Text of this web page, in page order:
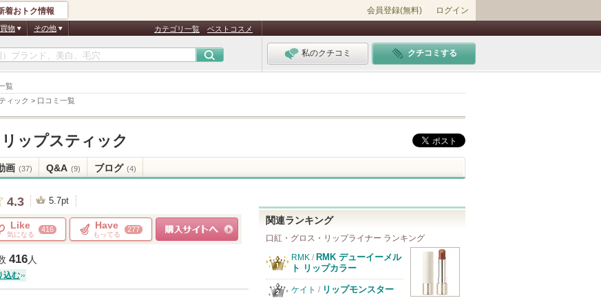
覧
ィック > 口コミ一覧
着おトク情報 会員登録(無料) ログイン
物 その他 カテゴリ一覧 ベストコスメ
私のクチコミ クチコミする
ップスティック
画 (37) Q&A (9) ブログ (4)
4.3 5.7pt
Like
気になる
416 Have
もってる
277
416人
込む
関連ランキング
口紅・グロス・リップライナー ランキング
RMK / RMK デューイーメル
ト リップカラー
ケイト / リップモンスター